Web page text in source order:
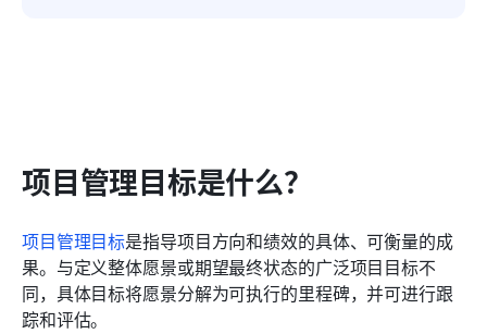
项目管理目标是什么？
项目管理目标是指导项目方向和绩效的具体、可衡量的成
果。与定义整体愿景或期望最终状态的广泛项目目标不
同，具体目标将愿景分解为可执行的里程碑，并可进行跟
踪和评估。